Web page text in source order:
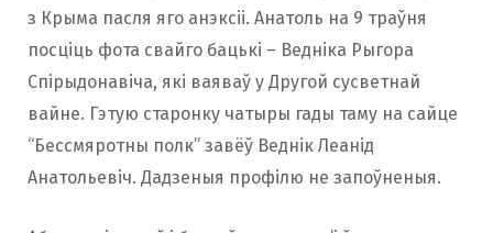
з Крыма пасля яго анэксіі. Анатоль на 9 траўня
посціць фота свайго бацькі – Ведніка Рыгора
Спірыдонавіча, які ваяваў у Другой сусветнай
вайне. Гэтую старонку чатыры гады таму на сайце
“Бессмяротны полк” завёў Веднік Леанід
Анатольевіч. Дадзеныя профілю не запоўненыя.